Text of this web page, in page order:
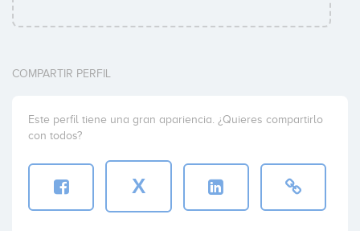
COMPARTIR PERFIL
Este perfil tiene una gran apariencia. ¿Quieres compartirlo
con todos?
X